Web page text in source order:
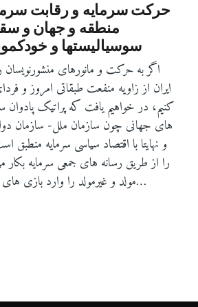
حركت سرمايه و رقابت
منطقه و جهان و
سوسياليستها و
اگر به حرکت و مانورهای
ایران از زاویه منفعت طبقاتی امروز و
کنیم، در خواهیم یافت که پراتیک پادوان
های جهانی چون سازمان ملل- سازمان
و نهایتا با اقتصاد سیاسی سرمایه منطبق
را از طریق رسانه های جمعی سرمایه بکار
مولد و غیرمولد را وارد بازی های بوروکراتیک سرمایه کرده…